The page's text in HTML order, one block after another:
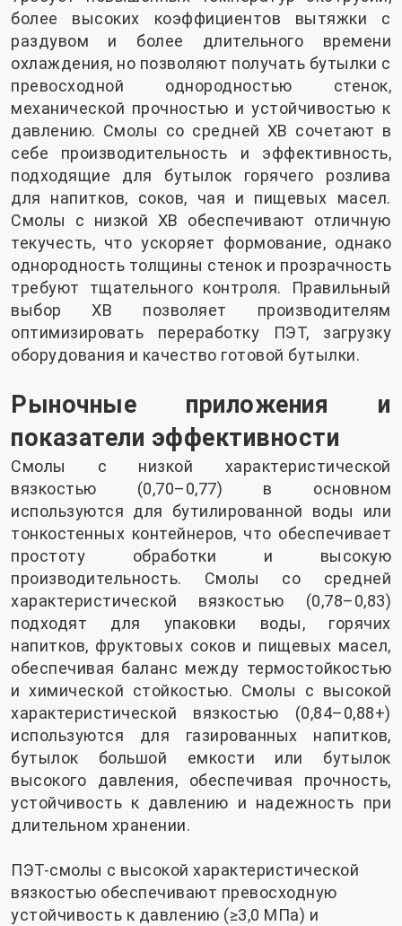
более высоких коэффициентов вытяжки с
раздувом и более длительного времени
охлаждения, но позволяют получать бутылки с
превосходной однородностью стенок,
механической прочностью и устойчивостью к
давлению. Смолы со средней ХВ сочетают в
себе производительность и эффективность,
подходящие для бутылок горячего розлива
для напитков, соков, чая и пищевых масел.
Смолы с низкой ХВ обеспечивают отличную
текучесть, что ускоряет формование, однако
однородность толщины стенок и прозрачность
требуют тщательного контроля. Правильный
выбор ХВ позволяет производителям
оптимизировать переработку ПЭТ, загрузку
оборудования и качество готовой бутылки.
Рыночные приложения и
показатели эффективности
Смолы с низкой характеристической
вязкостью (0,70–0,77) в основном
используются для бутилированной воды или
тонкостенных контейнеров, что обеспечивает
простоту обработки и высокую
производительность. Смолы со средней
характеристической вязкостью (0,78–0,83)
подходят для упаковки воды, горячих
напитков, фруктовых соков и пищевых масел,
обеспечивая баланс между термостойкостью
и химической стойкостью. Смолы с высокой
характеристической вязкостью (0,84–0,88+)
используются для газированных напитков,
бутылок большой емкости или бутылок
высокого давления, обеспечивая прочность,
устойчивость к давлению и надежность при
длительном хранении.
ПЭТ-смолы с высокой характеристической
вязкостью обеспечивают превосходную
устойчивость к давлению (≥3,0 МПа) и